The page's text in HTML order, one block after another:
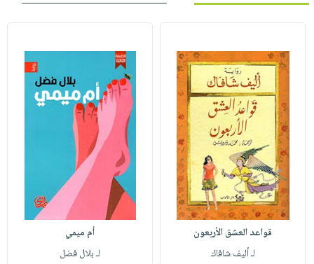
قواعد العشق الأربعون
لـ أليف شافاك
أم ميمي
لـ بلال فضل